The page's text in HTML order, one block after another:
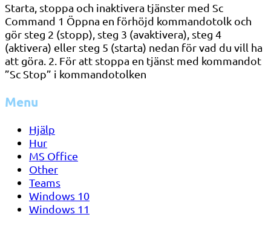
Starta, stoppa och inaktivera tjänster med Sc
Command 1 Öppna en förhöjd kommandotolk och
gör steg 2 (stopp), steg 3 (avaktivera), steg 4
(aktivera) eller steg 5 (starta) nedan för vad du vill ha
att göra. 2. För att stoppa en tjänst med kommandot
”Sc Stop” i kommandotolken
Menu
Hjälp
Hur
MS Office
Other
Teams
Windows 10
Windows 11